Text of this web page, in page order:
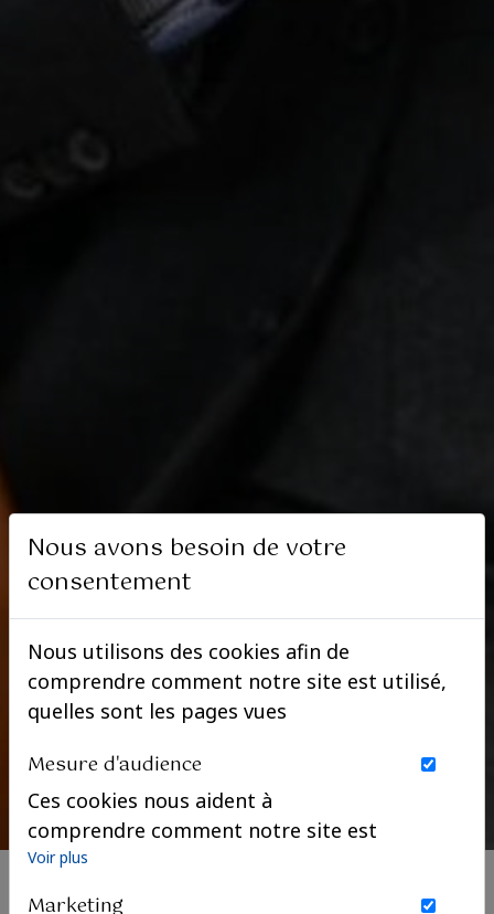
Nous avons besoin de votre
consentement
Nous utilisons des cookies afin de
comprendre comment notre site est utilisé,
quelles sont les pages vues
Mesure d'audience
Ces cookies nous aident à
comprendre comment notre site est
utilisé. Nous savons quelles pages
sont les plus vues, d'où viennent nos
Voir plus
Marketing